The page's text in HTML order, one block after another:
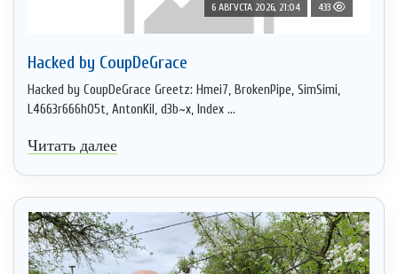
6 АВГУСТА 2026, 21:04 433
Hacked by CoupDeGrace
Hacked by CoupDeGrace Greetz: Hmei7, BrokenPipe, SimSimi,
L4663r666h05t, AntonKil, d3b~x, Index ...
Читать далее